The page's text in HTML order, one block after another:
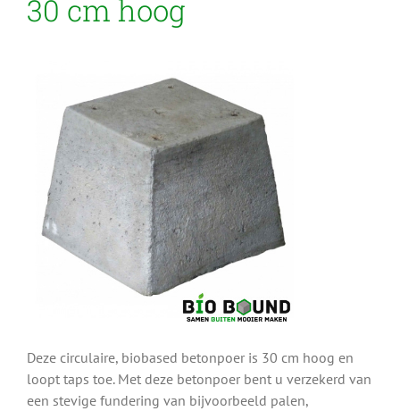
30 cm hoog
Deze circulaire, biobased betonpoer is 30 cm hoog en
loopt taps toe. Met deze betonpoer bent u verzekerd van
een stevige fundering van bijvoorbeeld palen,